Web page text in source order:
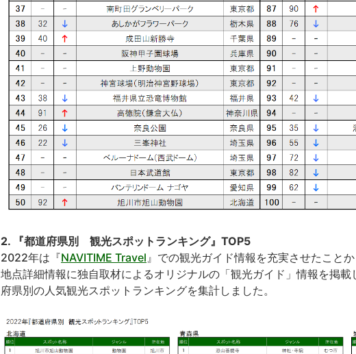
2. 『都道府県別 観光スポットランキング』TOP5
2022年は『NAVITIME Travel 』での観光ガイド情報を充実させたこと
地点詳細情報に独自取材によるオリジナルの「観光ガイド」情報を掲
府県別の人気観光スポットランキングを集計しました。